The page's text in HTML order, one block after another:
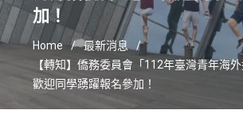
加！
Home
最新消息
【轉知】僑務委員會「112年臺灣青年海
歡迎同學踴躍報名參加！